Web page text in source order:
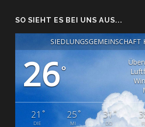
SO SIEHT ES BEI UNS AUS...
SIEDLUNGSGEMEINSCHAFT
26°
21 °
DIE
25°
MI
31°
DO